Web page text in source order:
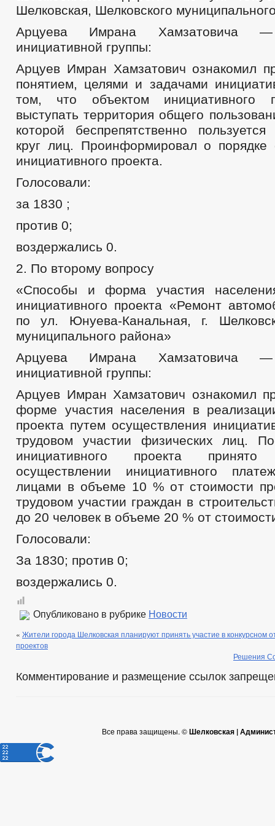
ПРОЕКТЫ К ОБСУЖДЕНИЮ
ПРОЕКТЫ РЕШЕНИЙ
ПРОЕКТЫ РЕШЕНИЙ О
ПРОЕКТЫ АДМИНИСТРАТИВНЫХ РЕГЛАМЕНТОВ
ПЕРЕЧЕНЬ НПА, СОДЕРЖАЩИХ ОБЯЗАТЕЛЬНЫЕ ТРЕБОВАНИЯ
РАСПОРЯЖЕНИЯ МЭРИИ
РЕШЕНИЯ
ПРОТЕСТЫ
ФЕДЕРАЛЬНЫЕ ЗАКОНЫ
БЮДЖЕТ ПО ГОДАМ
ОТЧЕТ ОБ ИСПОЛНЕНИИ БЮДЖЕТА
_
МУНИЦИПАЛЬНЫЕ УСЛУГИ
ПРЕДОСТАВЛЕНИЕ УСЛУГ ИНВАЛИДАМ
СТАНДАРТЫ МУНИЦИПАЛЬНЫХ УСЛУГ
ПЕРЕЧЕНЬ НПА, СОДЕРЖАЩИХ ОБЯЗАТЕЛЬНЫЕ ТРЕБОВАНИЯ,
КОНТРОЛЮ
ОБРАЩЕНИЕ К ГЛАВЕ
Шелковская, Шелковского
Арцуева Имрана Хамзатовича —
инициативной группы:
Арцуев Имран Хамзатович ознакомил
понятием, целями и задачами
том, что объектом инициативного
выступать территория общего
которой беспрепятственно
круг лиц. Проинформировал о порядке
инициативного проекта.
Голосовали:
за 1830 ;
против 0;
воздержались 0.
2. По второму вопросу
«Способы и форма участия
инициативного проекта «Ремонт
по ул. Юнуева-Канальная, г.
муниципального района»
Арцуева Имрана Хамзатовича —
инициативной группы:
Арцуев Имран Хамзатович ознакомил
форме участия населения в
проекта путем осуществления
трудовом участии физических лиц.
инициативного проекта
осуществлении инициативного
лицами в объеме 10 % от стоимости
трудовом участии граждан в
до 20 человек в объеме 20 % от
Голосовали:
За 1830; против 0;
воздержались 0.
Опубликовано в рубрике Новости
« Жители города Шелковская планируют принять участие в конкурсном
проектов
Решения
Комментирование и размещение ссылок
Все права защищены. ©Шелковская |